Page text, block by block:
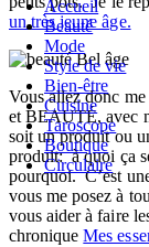
Accueil
Beauté
Mode
Style de vie
Bien-être
Cuisine
Taroscope
Boutique
Circulaire
un très jeune âge.
Vous allez donc
et BEAUTÉ, avec
soit un produit ou
produit: à quoi ça
pourquoi. C’est
vous me posez à
vous aider à faire
chroniqueMes